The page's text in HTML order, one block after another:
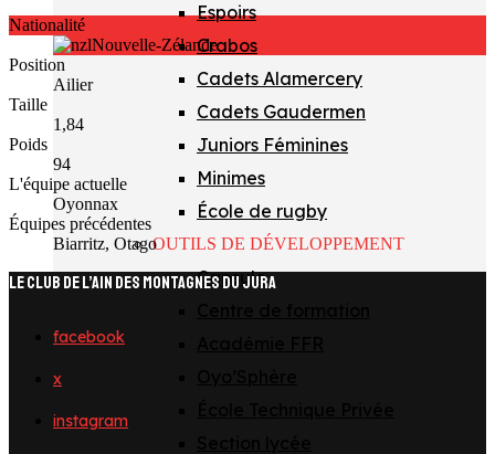
Espoirs
Crabos
Cadets Alamercery
Cadets Gaudermen
Juniors Féminines
Minimes
École de rugby
OUTILS DE DÉVELOPPEMENT
Capsule
Nationalité
Nouvelle-Zélande
Position
Ailier
Taille
1,84
Poids
94
L'équipe actuelle
Oyonnax
Équipes précédentes
Biarritz, Otago
LE CLUB DE L’AIN DES MONTAGNES DU JURA
facebook
x
instagram